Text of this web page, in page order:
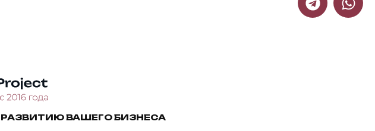
ВАШЕГО БИЗНЕСА